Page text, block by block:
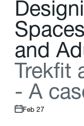
Designi
Spaces
and Ad
Trekft
- A cas
Feb 27